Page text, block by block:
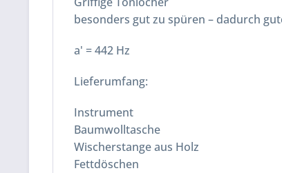
besonders gut zu spüren – dadurch
a' = 442 Hz
Lieferumfang:
Instrument
Baumwolltasche
Wischerstange aus Holz
Fettdöschen